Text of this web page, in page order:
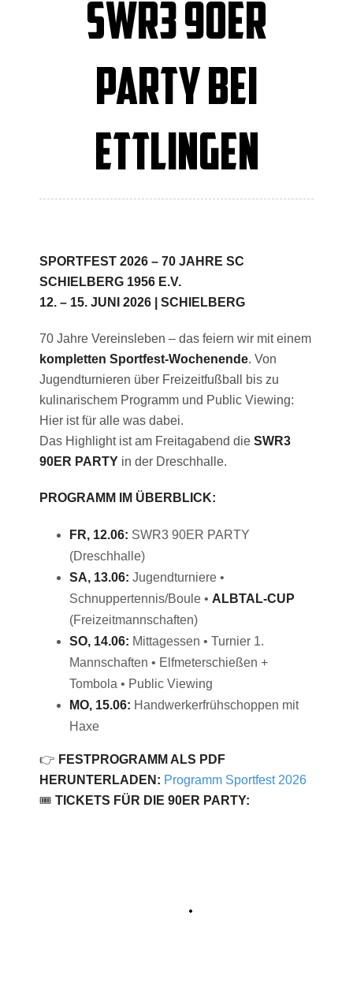
WR3 90ER P
ARTY BEI E
TTLINGEN
SPORTFEST 2026 – 70 JAHRE SC
SCHIELBERG 1956 E.V.
12. – 15. JUNI 2026 | SCHIELBERG
70 Jahre Vereinsleben – das feiern wir mit einem
kompletten Sportfest-Wochenende. Von
Jugendturnieren über Freizeitfußball bis zu
kulinarischem Programm und Public Viewing:
Hier ist für alle was dabei.
Das Highlight ist am Freitagabend die SWR3
90ER PARTY in der Dreschhalle.
PROGRAMM IM ÜBERBLICK:
FR, 12.06: SWR3 90ER PARTY
(Dreschhalle)
SA, 13.06: Jugendturniere •
Schnuppertennis/Boule • ALBTAL-CUP
(Freizeitmannschaften)
SO, 14.06: Mittagessen • Turnier 1.
Mannschaften • Elfmeterschießen +
Tombola • Public Viewing
MO, 15.06: Handwerkerfrühschoppen mit
Haxe
👉 FESTPROGRAMM ALS PDF
HERUNTERLADEN: Programm Sportfest 2026
🎟️ TICKETS FÜR DIE 90ER PARTY: